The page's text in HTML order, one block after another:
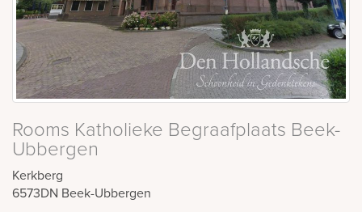
Rooms Katholieke Begraafplaats Beek-
Ubbergen
Kerkberg
6573DN Beek-Ubbergen